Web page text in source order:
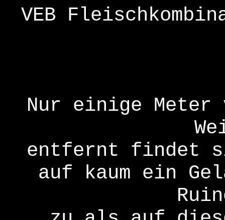
VEB
Nur einige Meter
entfernt findet
auf kaum ein